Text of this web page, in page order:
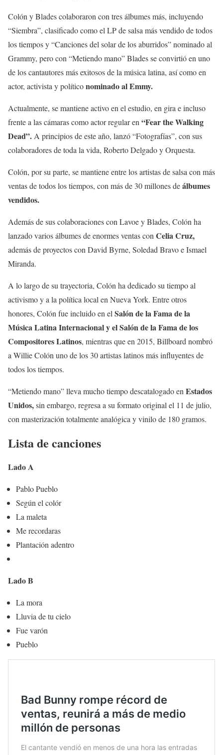
Colón y Blades colaboraron con tres álbumes más, incluyendo
“Siembra”, clasificado como el LP de salsa más vendido de todos
los tiempos y “Canciones del solar de los aburridos” nominado al
Grammy, pero con “Metiendo mano” Blades se convirtió en uno
de los cantautores más exitosos de la música latina, así como en
actor, activista y políticonominado al Emmy.
Actualmente, se mantiene activo en el estudio, en gira e incluso
frente a las cámaras como actor regular en “Fear the Walking
Dead”. A principios de este año, lanzó “Fotografías”, con sus
colaboradores de toda la vida, Roberto Delgado y Orquesta.
Colón, por su parte, se mantiene entre los artistas de salsa con más
ventas de todos los tiempos, con más de 30 millones deálbumes
vendidos.
Además de sus colaboraciones con Lavoe y Blades, Colón ha
lanzado varios álbumes de enormes ventas con Celia Cruz,
además de proyectos con David Byrne, Soledad Bravo e Ismael
Miranda.
A lo largo de su trayectoria, Colón ha dedicado su tiempo al
activismo y a la política local en Nueva York. Entre otros
honores, Colón fue incluido en el Salón de la Fama de la
Música Latina Internacional y el Salón de la Fama de los
Compositores Latinos, mientras que en 2015, Billboard nombró
a Willie Colón uno de los 30 artistas latinos más influyentes de
todos los tiempos.
“Metiendo mano” lleva mucho tiempo descatalogado en Estados
Unidos,sin embargo, regresa a su formato original el 11 de julio,
con masterización totalmente analógica y vinilo de 180 gramos.
Lista de canciones
Lado A
Pablo Pueblo
Según el colór
La maleta
Me recordaras
Plantación adentro
Lado B
La mora
Lluvia de tu cielo
Fue varón
Pueblo